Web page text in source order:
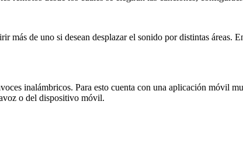
de uno si desean desplazar el sonido por distintas áreas.
inalámbricos. Para esto cuenta con una aplicación móvil
o del dispositivo móvil.